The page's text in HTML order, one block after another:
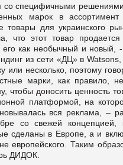
со специфичными
марок в
товары для украинского
что этот товар
его как необычный и
из сети «ДЦ» в
или несколько, поэтому
марки, как правило,
чтобы доносить ценность
платформой, на
вся реклама, –
со свежей
сделаны в Европе, а и
европейского. Таким
ДИДОК.